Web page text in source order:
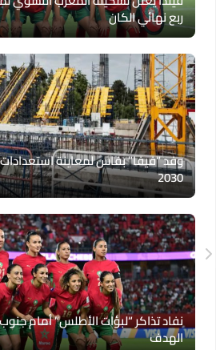
ربع نهائي الكان
وفد “فيفا” بفاس لمعاينة استعدادات
2030
نفاد تذاكر “لبؤات الأطلس” أمام جنوب
الهدف